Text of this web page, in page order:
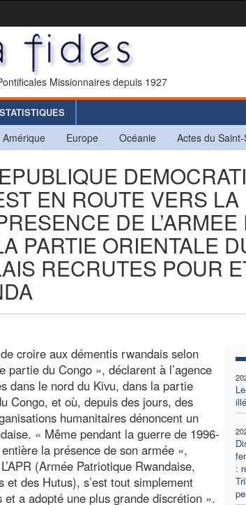
Missionnaires depuis 1927
STATISTIQUES
Amérique Europe Océanie Actes du
EN ROUTE VERS LA
DE
PARTIE ORIENTALE
RECRUTES POUR
:
croire aux démentis rwandais selon
partie du Congo », déclarent à l’agence
dans le nord du Kivu, dans la partie
Congo, et où, depuis des jours, des
humanitaires dénoncent un
« Même pendant la guerre de 1996-
la présence de son armée »,
(Armée Patriotique Rwandaise,
et des Hutus), s’est tout simplement
a adopté une plus grande discrétion ».